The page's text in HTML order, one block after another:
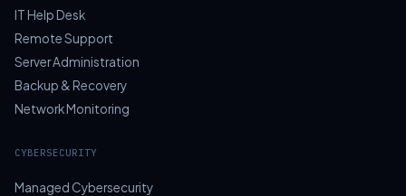
IT Help Desk
Remote Support
Server Administration
Backup & Recovery
Network Monitoring
CYBERSECURITY
Managed Cybersecurity